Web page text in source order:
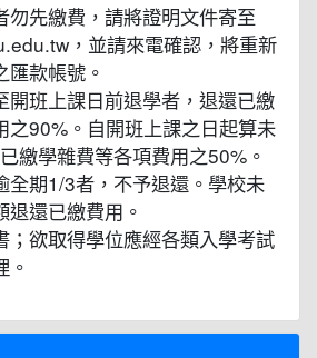
先繳費，請將證明文件寄至
，並請來電確認，將重新
款帳號。
班上課日前退學者，退還已繳
之90%。自開班上課之日起算未
繳學雜費等各項費用之50%。
全期1/3者，不予退還。學校未
還已繳費用。
欲取得學位應經各類入學考試
。